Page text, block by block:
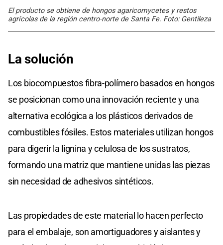
El producto se obtiene de hongos agaricomycetes y restos
agrícolas de la región centro-norte de Santa Fe. Foto: Gentileza
La solución
Los biocompuestos fibra-polímero basados en hongos
se posicionan como una innovación reciente y una
alternativa ecológica a los plásticos derivados de
combustibles fósiles. Estos materiales utilizan hongos
para digerir la lignina y celulosa de los sustratos,
formando una matriz que mantiene unidas las piezas
sin necesidad de adhesivos sintéticos.
Las propiedades de este material lo hacen perfecto
para el embalaje, son amortiguadores y aislantes y